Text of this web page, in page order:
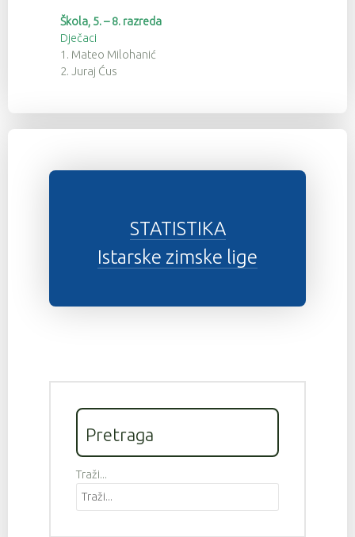
Škola, 5. – 8. razreda
Dječaci
1. Mateo Milohanić
2. Juraj Ćus
STATISTIKA
Istarske zimske lige
Pretraga
Traži...